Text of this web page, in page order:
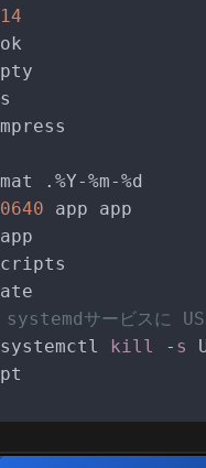
14
.%Y-%m-%d
0640 app app
サービスに
kill - s